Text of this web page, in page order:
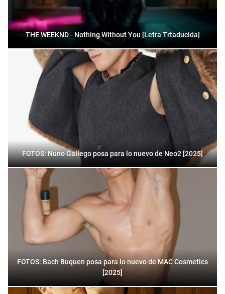
THE WEEKND - Nothing Without You [Letra Trtaducida]
FOTOS: Nuno Gallego posa para lo nuevo de Neo2 [2025]
FOTOS: Bach Buquen posa para lo nuevo de MAC Cosmetics
[2025]